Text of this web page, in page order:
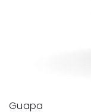
Guapa